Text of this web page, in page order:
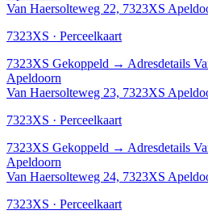
Van Haersolteweg 22, 7323XS
7323XS · Perceelkaart
7323XS Gekoppeld → Adresdetails
Apeldoorn
Van Haersolteweg 23, 7323XS
7323XS · Perceelkaart
7323XS Gekoppeld → Adresdetails
Apeldoorn
Van Haersolteweg 24, 7323XS
7323XS · Perceelkaart